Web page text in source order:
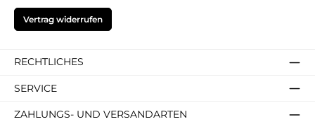
Vertrag widerrufen
RECHTLICHES
SERVICE
ZAHLUNGS- UND VERSANDARTEN